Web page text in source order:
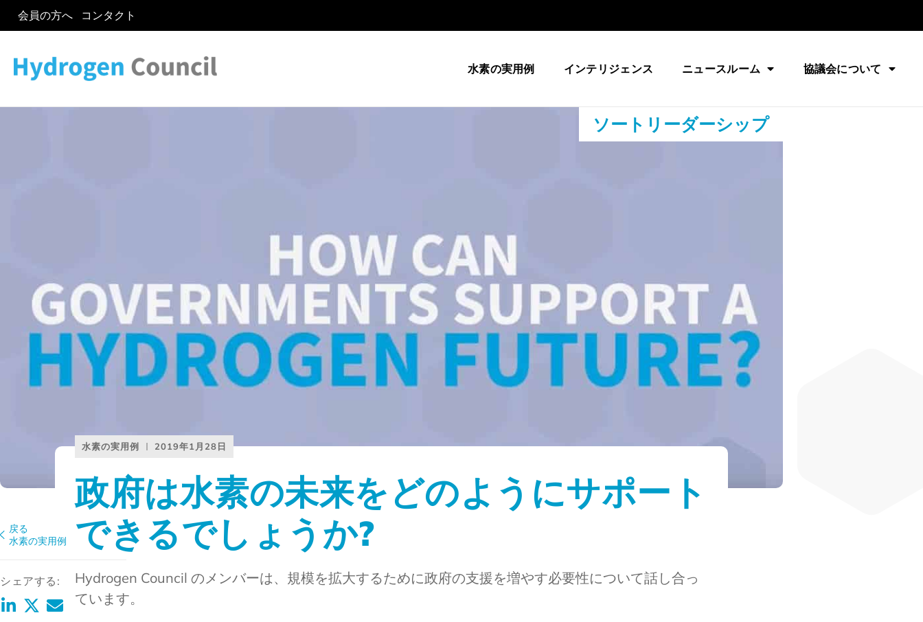
会員の方へ コンタクト
水素の実用例 インテリジェンス ニュースルーム 協議会について
ソートリーダーシップ
戻る
水素の実用例
シェアする:
水素の実用例 2019年1月28日
政府は水素の未来をどのようにサポート
できるでしょうか?
Hydrogen Council のメンバーは、規模を拡大するために政府の支援を増やす必要性について話し合っ
ています。